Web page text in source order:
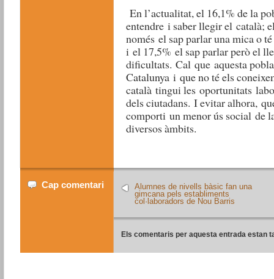
En l’actualitat, el 16,1% de la
entendre i saber llegir el català;
només el sap parlar una mica o
i el 17,5% el sap parlar però el
dificultats. Cal que aquesta
Catalunya i que no té els
català tingui les oportunitats
dels ciutadans. I evitar alhora,
comporti un menor ús social de
diversos àmbits.
Cap comentari
Alumnes de nivells bàsic fan una
gimcana pels establiments
col·laboradors de Nou Barris
Els comentaris per aquesta entrada estan